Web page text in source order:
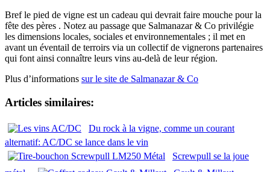
Bref le pied de vigne est un cadeau qui devrait faire mouche pour la
fête des pères . Notez au passage que Salmanazar & Co privilégie
les dimensions locales, sociales et environnementales ; il met en
avant un éventail de terroirs via un collectif de vignerons partenaires
qui font ainsi connaître leurs vins au-delà de leur région.
Plus d’informations sur le site de Salmanazar & Co
Articles similaires:
Du rock à la vigne, comme un courant
alternatif: AC/DC se lance dans le vin
Screwpull se la joue